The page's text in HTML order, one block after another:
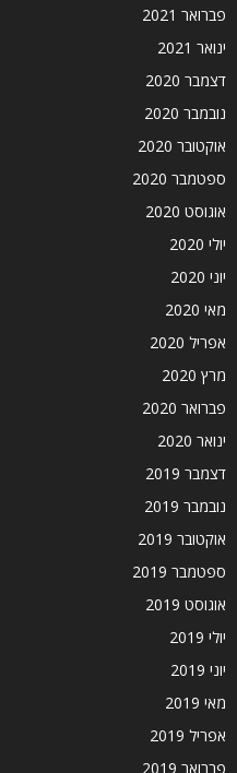
פברואר 2021
ינואר 2021
דצמבר 2020
נובמבר 2020
אוקטובר 2020
ספטמבר 2020
אוגוסט 2020
יולי 2020
יוני 2020
מאי 2020
אפריל 2020
מרץ 2020
פברואר 2020
ינואר 2020
דצמבר 2019
נובמבר 2019
אוקטובר 2019
ספטמבר 2019
אוגוסט 2019
יולי 2019
יוני 2019
מאי 2019
אפריל 2019
פברואר 2019